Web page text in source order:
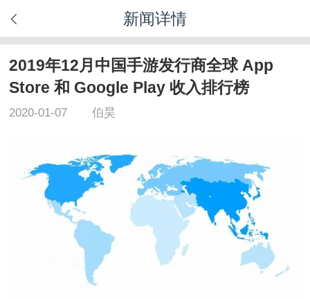
新闻详情
2019年12月中国手游发行商全球 App
Store 和 Google Play 收入排行榜
2020-01-07 伯昊